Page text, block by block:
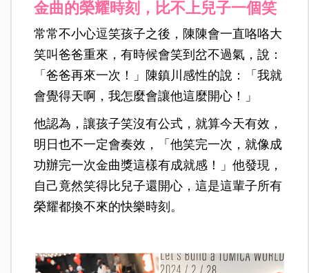
金曲的榮耀時刻，比不上兒子一個笑
常常不小心逗笑孩子之後，陳陳會一直咯咯大
笑叫爸爸重來，有時候會笑到岔不過氣，說：
「爸爸再來一次！」陳鎮川感性的說：「我就
會覺得天啊，我怎麼會讓他這麼開心！」
他認為，讓孩子笑沒有公式，就算今天有效，
明日也不一定會奏效，「他笑完一次，就像成
功辦完一次金曲獎這樣有成就感！」他發現，
自己竟然笑得比兒子還開心，這是這輩子所有
榮耀都換不來的快樂時刻。